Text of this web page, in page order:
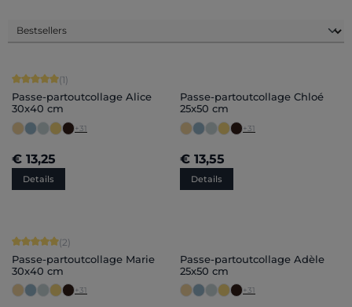
Gemiddelde waardering van 5 van 5 sterren
(1)
Passe-partoutcollage Alice
30x40 cm
+31
€ 13,25
Details
Passe-partoutcollage Chloé
25x50 cm
+31
€ 13,55
Details
Gemiddelde waardering van 5 van 5 sterren
(2)
Passe-partoutcollage Marie
30x40 cm
+31
Passe-partoutcollage Adèle
25x50 cm
+31